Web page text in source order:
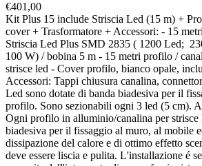
€401,00
Kit Plus 15 include Striscia Led (15 m) +
cover + Trasformatore + Accessori: - 15
Striscia Led Plus SMD 2835 ( 1200 Led;
100 W) / bobina 5 m - 15 metri profilo /
strisce led - Cover profilo, bianco opale,
Accessori: Tappi chiusura canalina,
Led sono dotate di banda biadesiva per il
profilo. Sono sezionabili ogni 3 led (5 cm).
Ogni profilo in alluminio/canalina per strisce
biadesiva per il fissaggio al muro, al mobile
dissipazione del calore e di ottimo effetto
deve essere liscia e pulita. L'installazione é